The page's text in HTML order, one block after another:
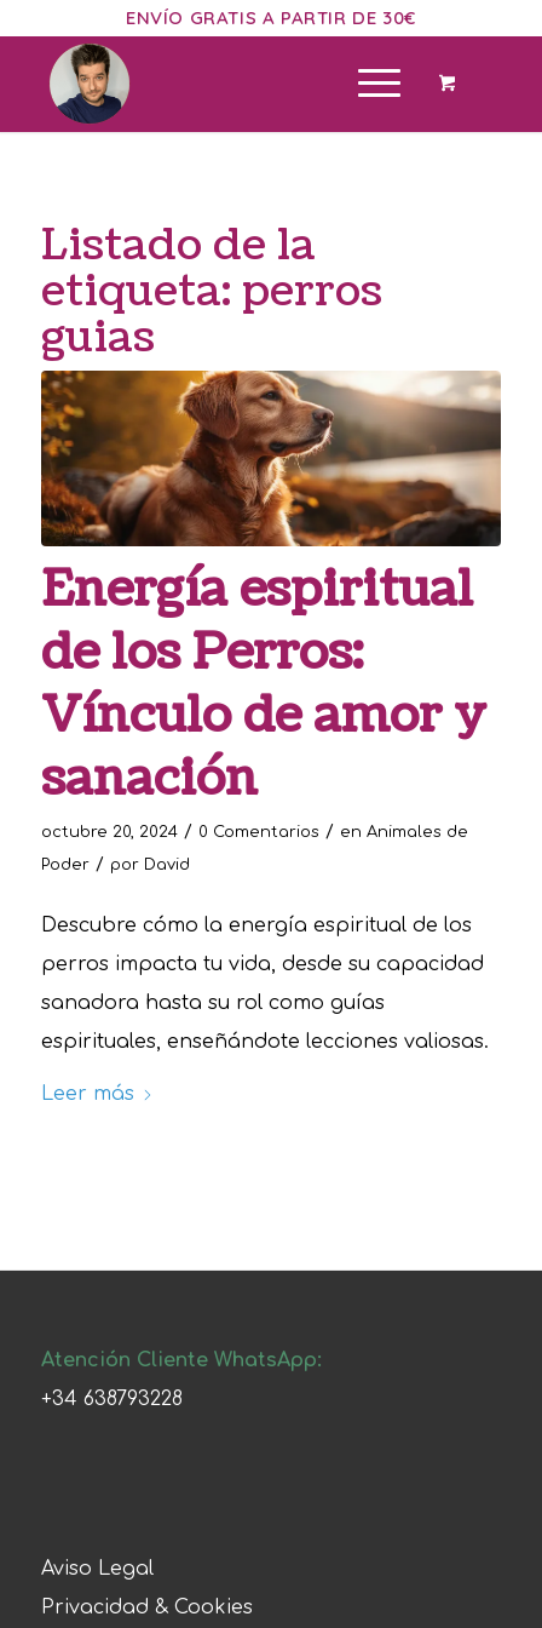
ENVÍO GRATIS A PARTIR DE 30€
Listado de la
etiqueta: perros
guias
Energía espiritual
de los Perros:
Vínculo de amor y
sanación
octubre 20, 2024 / 0 Comentarios / en Animales de
Poder / por David
Descubre cómo la energía espiritual de los
perros impacta tu vida, desde su capacidad
sanadora hasta su rol como guías
espirituales, enseñándote lecciones valiosas.
Leer más
Atención Cliente WhatsApp:
+34 638793228
Aviso Legal
Privacidad & Cookies